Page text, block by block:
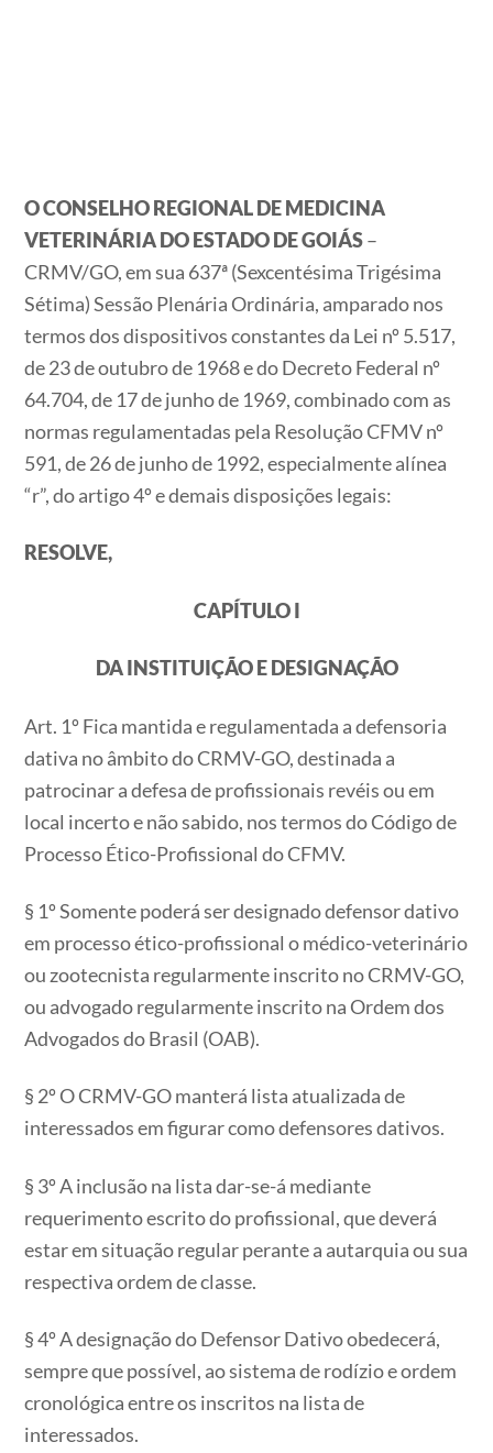
O CONSELHO REGIONAL DE MEDICINA
VETERINÁRIA DO ESTADO DE GOIÁS–
CRMV/GO, em sua 637ª (Sexcentésima Trigésima
Sétima) Sessão Plenária Ordinária, amparado nos
termos dos dispositivos constantes da Lei nº 5.517,
de 23 de outubro de 1968 e do Decreto Federal nº
64.704, de 17 de junho de 1969, combinado com as
normas regulamentadas pela Resolução CFMV nº
591, de 26 de junho de 1992, especialmente alínea
“r”, do artigo 4º e demais disposições legais:
RESOLVE,
CAPÍTULO I
DA INSTITUIÇÃO E DESIGNAÇÃO
Art. 1º Fica mantida e regulamentada a defensoria
dativa no âmbito do CRMV-GO, destinada a
patrocinar a defesa de profissionais revéis ou em
local incerto e não sabido, nos termos do Código de
Processo Ético-Profissional do CFMV.
§ 1º Somente poderá ser designado defensor dativo
em processo ético-profissional o médico-veterinário
ou zootecnista regularmente inscrito no CRMV-GO,
ou advogado regularmente inscrito na Ordem dos
Advogados do Brasil (OAB).
§ 2º O CRMV-GO manterá lista atualizada de
interessados em figurar como defensores dativos.
§ 3º A inclusão na lista dar-se-á mediante
requerimento escrito do profissional, que deverá
estar em situação regular perante a autarquia ou sua
respectiva ordem de classe.
§ 4º A designação do Defensor Dativo obedecerá,
sempre que possível, ao sistema de rodízio e ordem
cronológica entre os inscritos na lista de
interessados.